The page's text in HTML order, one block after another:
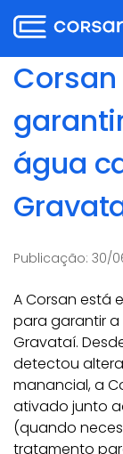
para
o
conteúdo
para
menu
para
para
o
conteúdo
água
Publicação: 30/
A Corsan está
para garantir
Gravataí.
detectou
manancial, a
ativado junto
(quando
tratamento